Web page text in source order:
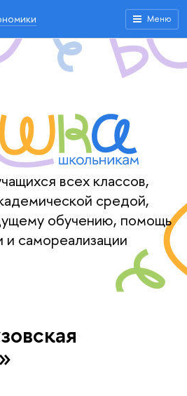
Меню
всех классов,
средой,
обучению, помощь
и самореализации